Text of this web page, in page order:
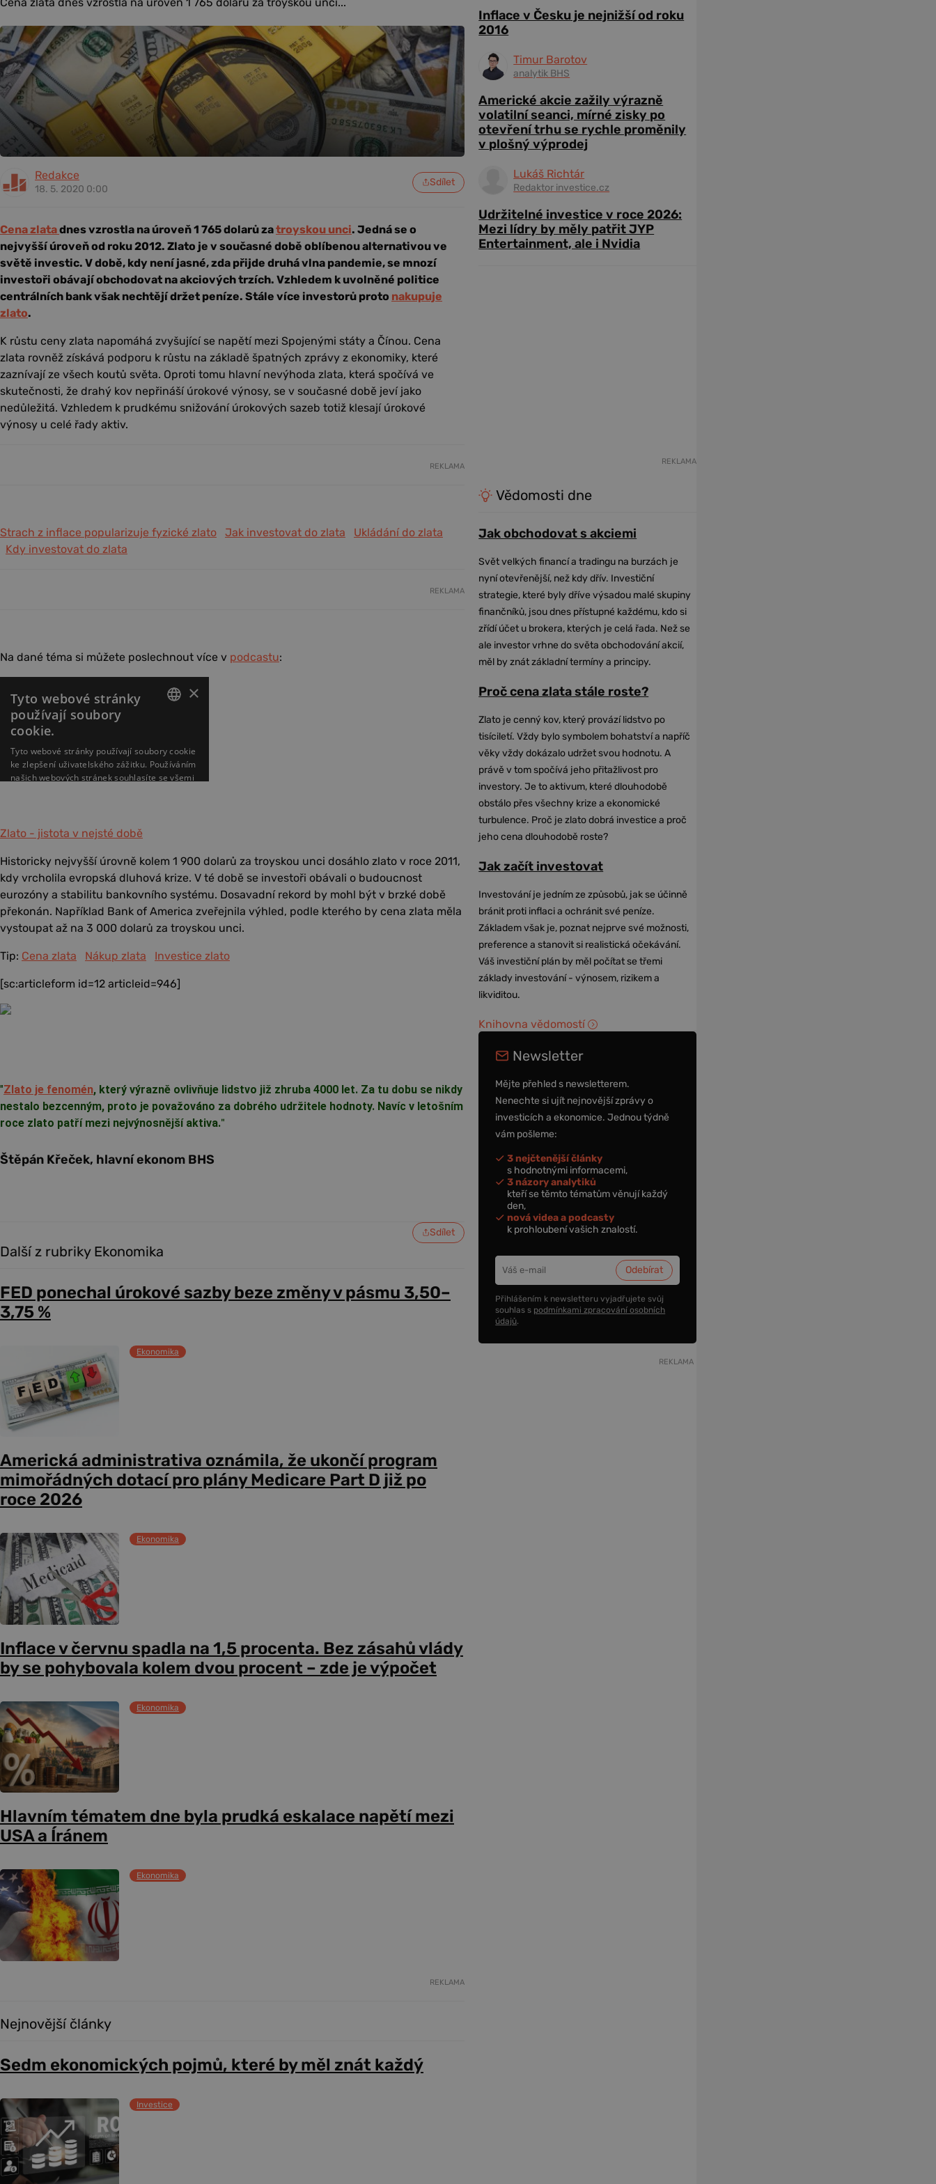
Redakce
18. 5. 2020 0:00
Sdílet
Cena zlatadnes vzrostla na úroveň 1 765 dolarů zatroyskou unci. Jedná se o
nejvyšší úroveň od roku 2012. Zlato je v současné době oblíbenou alternativou ve
světě investic. V době, kdy není jasné, zda přijde druhá vlna pandemie, se mnozí
investoři obávají obchodovat na akciových trzích. Vzhledem k uvolněné politice
centrálních bank však nechtějí držet peníze. Stále více investorů proto nakupuje
zlato.
K růstu ceny zlata napomáhá zvyšující se napětí mezi Spojenými státy a Čínou. Cena
zlata rovněž získává podporu k růstu na základě špatných zprávy z ekonomiky, které
zaznívají ze všech koutů světa. Oproti tomu hlavní nevýhoda zlata, která spočívá ve
skutečnosti, že drahý kov nepřináší úrokové výnosy, se v současné době jeví jako
nedůležitá. Vzhledem k prudkému snižování úrokových sazeb totiž klesají úrokové
výnosy u celé řady aktiv.
REKLAMA
Strach z inflace popularizuje fyzické zlato Jak investovat do zlata
Ukládání do zlata
Kdy investovat do zlata
REKLAMA
Na dané téma si můžete poslechnout více v podcastu:
Zlato - jistota v nejsté době
Historicky nejvyšší úrovně kolem 1 900 dolarů za troyskou unci dosáhlo zlato v roce 2011,
kdy vrcholila evropská dluhová krize. V té době se investoři obávali o budoucnost
eurozóny a stabilitu bankovního systému. Dosavadní rekord by mohl být v brzké době
překonán. Například Bank of America zveřejnila výhled, podle kterého by cena zlata měla
vystoupat až na 3 000 dolarů za troyskou unci.
Tip: Cena zlata Nákup zlata Investice zlato
[sc:articleform id=12 articleid=946]
"Zlato je fenomén, který výrazně ovlivňuje lidstvo již zhruba 4000 let. Za tu dobu se nikdy
nestalo bezcenným, proto je považováno za dobrého udržitele hodnoty. Navíc v letošním
roce zlato patří mezi nejvýnosnější aktiva."
Štěpán Křeček, hlavní ekonom BHS
Sdílet
Další z rubriky Ekonomika
FED ponechal úrokové sazby beze změny v pásmu 3,50–
3,75 %
Ekonomika
Americká administrativa oznámila, že ukončí program
mimořádných dotací pro plány Medicare Part D již po
roce 2026
Ekonomika
Inflace v červnu spadla na 1,5 procenta. Bez zásahů vlády
by se pohybovala kolem dvou procent – zde je výpočet
Ekonomika
Hlavním tématem dne byla prudká eskalace napětí mezi
USA a Íránem
Ekonomika
REKLAMA
Nejnovější články
Sedm ekonomických pojmů, které by měl znát každý
Investice
Inflace v Česku je nejnižší od roku
2016
Timur Barotov
analytik BHS
Americké akcie zažily výrazně
volatilní seanci, mírné zisky po
otevření trhu se rychle proměnily
v plošný výprodej
Lukáš Richtár
Redaktor investice.cz
Udržitelné investice v roce 2026:
Mezi lídry by měly patřit JYP
Entertainment, ale i Nvidia
REKLAMA
Vědomosti dne
Jak obchodovat s akciemi
Svět velkých financí a tradingu na burzách je
nyní otevřenější, než kdy dřív. Investiční
strategie, které byly dříve výsadou malé skupiny
finančníků, jsou dnes přístupné každému, kdo si
zřídí účet u brokera, kterých je celá řada. Než se
ale investor vrhne do světa obchodování akcií,
měl by znát základní termíny a principy.
Proč cena zlata stále roste?
Zlato je cenný kov, který provází lidstvo po
tisíciletí. Vždy bylo symbolem bohatství a napříč
věky vždy dokázalo udržet svou hodnotu. A
právě v tom spočívá jeho přitažlivost pro
investory. Je to aktivum, které dlouhodobě
obstálo přes všechny krize a ekonomické
turbulence. Proč je zlato dobrá investice a proč
jeho cena dlouhodobě roste?
Jak začít investovat
Investování je jedním ze způsobů, jak se účinně
bránit proti inflaci a ochránit své peníze.
Základem však je, poznat nejprve své možnosti,
preference a stanovit si realistická očekávání.
Váš investiční plán by měl počítat se třemi
základy investování - výnosem, rizikem a
likviditou.
Knihovna vědomostí
Newsletter
Mějte přehled s newsletterem.
Nenechte si ujít nejnovější zprávy o
investicích a ekonomice. Jednou týdně
vám pošleme:
3 nejčtenější články
s hodnotnými informacemi,
3 názory analytiků
kteří se těmto tématům věnují každý
den,
nová videa a podcasty
k prohloubení vašich znalostí.
Přihlášením k newsletteru vyjadřujete svůj
souhlas s podmínkami zpracování osobních
údajů.
REKLAMA